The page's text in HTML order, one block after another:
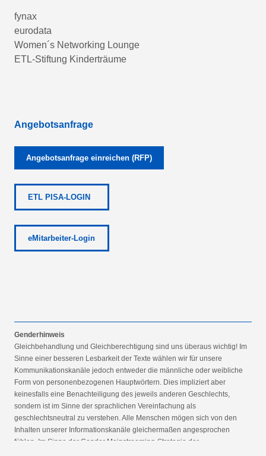
fynax
eurodata
Women´s Networking Lounge
ETL-Stiftung Kinderträume
Angebotsanfrage
Angebotsanfrage einreichen (RFP)
ETL PISA-LOGIN
eMitarbeiter-Login
Genderhinweis
Gleichbehandlung und Gleichberechtigung sind uns überaus wichtig! Im
Sinne einer besseren Lesbarkeit der Texte wählen wir für unsere
Kommunikationskanäle jedoch entweder die männliche oder weibliche
Form von personenbezogenen Hauptwörtern. Dies impliziert aber
keinesfalls eine Benachteiligung des jeweils anderen Geschlechts,
sondern ist im Sinne der sprachlichen Vereinfachung als
geschlechtsneutral zu verstehen. Alle Menschen mögen sich von den
Inhalten unserer Informationskanäle gleichermaßen angesprochen
fühlen. Im Sinne der Gender Mainstreaming-Strategie der